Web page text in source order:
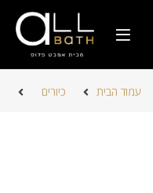
עמוד הבית כיורים